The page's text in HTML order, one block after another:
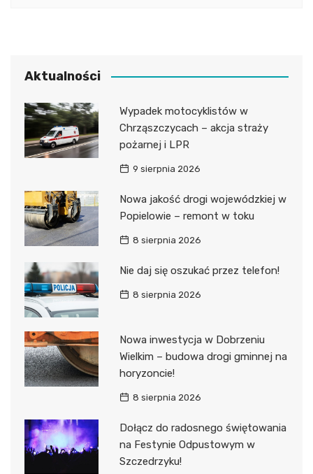
Aktualności
Wypadek motocyklistów w
Chrząszczycach – akcja straży
pożarnej i LPR
9 sierpnia 2026
Nowa jakość drogi wojewódzkiej w
Popielowie – remont w toku
8 sierpnia 2026
Nie daj się oszukać przez telefon!
8 sierpnia 2026
Nowa inwestycja w Dobrzeniu
Wielkim – budowa drogi gminnej na
horyzoncie!
8 sierpnia 2026
Dołącz do radosnego świętowania
na Festynie Odpustowym w
Szczedrzyku!